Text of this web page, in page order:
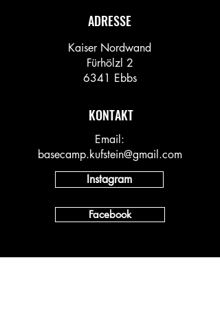
ADRESSE
Kaiser Nordwand
Fürhölzl 2
6341 Ebbs
KONTAKT
Email:
basecamp.kufstein@gmail.com
Instagram
Facebook